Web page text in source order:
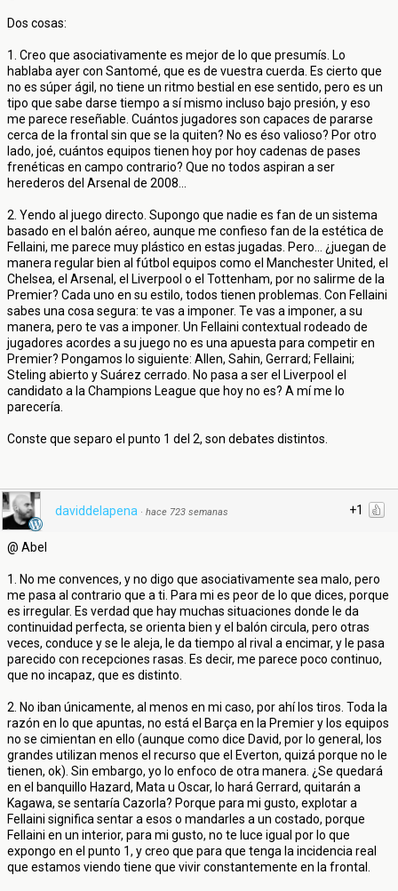
Dos cosas:
1. Creo que asociativamente es mejor de lo que presumís. Lo
hablaba ayer con Santomé, que es de vuestra cuerda. Es cierto que
no es súper ágil, no tiene un ritmo bestial en ese sentido, pero es un
tipo que sabe darse tiempo a sí mismo incluso bajo presión, y eso
me parece reseñable. Cuántos jugadores son capaces de pararse
cerca de la frontal sin que se la quiten? No es éso valioso? Por otro
lado, joé, cuántos equipos tienen hoy por hoy cadenas de pases
frenéticas en campo contrario? Que no todos aspiran a ser
herederos del Arsenal de 2008...
2. Yendo al juego directo. Supongo que nadie es fan de un sistema
basado en el balón aéreo, aunque me confieso fan de la estética de
Fellaini, me parece muy plástico en estas jugadas. Pero... ¿juegan de
manera regular bien al fútbol equipos como el Manchester United, el
Chelsea, el Arsenal, el Liverpool o el Tottenham, por no salirme de la
Premier? Cada uno en su estilo, todos tienen problemas. Con Fellaini
sabes una cosa segura: te vas a imponer. Te vas a imponer, a su
manera, pero te vas a imponer. Un Fellaini contextual rodeado de
jugadores acordes a su juego no es una apuesta para competir en
Premier? Pongamos lo siguiente: Allen, Sahin, Gerrard; Fellaini;
Steling abierto y Suárez cerrado. No pasa a ser el Liverpool el
candidato a la Champions League que hoy no es? A mí me lo
parecería.
Conste que separo el punto 1 del 2, son debates distintos.
+1
daviddelapena · hace 723 semanas
@ Abel
1. No me convences, y no digo que asociativamente sea malo, pero
me pasa al contrario que a ti. Para mi es peor de lo que dices, porque
es irregular. Es verdad que hay muchas situaciones donde le da
continuidad perfecta, se orienta bien y el balón circula, pero otras
veces, conduce y se le aleja, le da tiempo al rival a encimar, y le pasa
parecido con recepciones rasas. Es decir, me parece poco continuo,
que no incapaz, que es distinto.
2. No iban únicamente, al menos en mi caso, por ahí los tiros. Toda la
razón en lo que apuntas, no está el Barça en la Premier y los equipos
no se cimientan en ello (aunque como dice David, por lo general, los
grandes utilizan menos el recurso que el Everton, quizá porque no le
tienen, ok). Sin embargo, yo lo enfoco de otra manera. ¿Se quedará
en el banquillo Hazard, Mata u Oscar, lo hará Gerrard, quitarán a
Kagawa, se sentaría Cazorla? Porque para mi gusto, explotar a
Fellaini significa sentar a esos o mandarles a un costado, porque
Fellaini en un interior, para mi gusto, no te luce igual por lo que
expongo en el punto 1, y creo que para que tenga la incidencia real
que estamos viendo tiene que vivir constantemente en la frontal.